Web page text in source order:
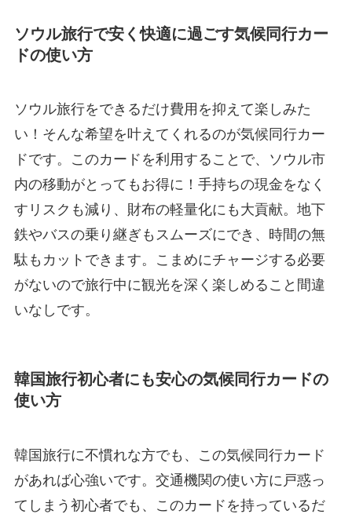
ソウル旅行で安く快適に過ごす気候同行カー
ドの使い方
ソウル旅行をできるだけ費用を抑えて楽しみた
い！そんな希望を叶えてくれるのが気候同行カー
ドです。このカードを利用することで、ソウル市
内の移動がとってもお得に！手持ちの現金をなく
すリスクも減り、財布の軽量化にも大貢献。地下
鉄やバスの乗り継ぎもスムーズにでき、時間の無
駄もカットできます。こまめにチャージする必要
がないので旅行中に観光を深く楽しめること間違
いなしです。
韓国旅行初心者にも安心の気候同行カードの
使い方
韓国旅行に不慣れな方でも、この気候同行カード
があれば心強いです。交通機関の使い方に戸惑っ
てしまう初心者でも、このカードを持っているだ